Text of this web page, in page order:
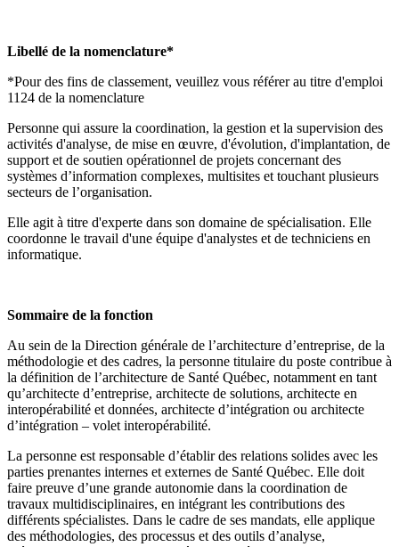
Libellé de la nomenclature*
*Pour des fins de classement, veuillez vous référer au titre d'emploi
1124 de la nomenclature
Personne qui assure la coordination, la gestion et la supervision des
activités d'analyse, de mise en œuvre, d'évolution, d'implantation, de
support et de soutien opérationnel de projets concernant des
systèmes d’information complexes, multisites et touchant plusieurs
secteurs de l’organisation.
Elle agit à titre d'experte dans son domaine de spécialisation. Elle
coordonne le travail d'une équipe d'analystes et de techniciens en
informatique.
Sommaire de la fonction
Au sein de la Direction générale de l’architecture d’entreprise, de la
méthodologie et des cadres, la personne titulaire du poste contribue à
la définition de l’architecture de Santé Québec, notamment en tant
qu’architecte d’entreprise, architecte de solutions, architecte en
interopérabilité et données, architecte d’intégration ou architecte
d’intégration – volet interopérabilité.
La personne est responsable d’établir des relations solides avec les
parties prenantes internes et externes de Santé Québec. Elle doit
faire preuve d’une grande autonomie dans la coordination de
travaux multidisciplinaires, en intégrant les contributions des
différents spécialistes. Dans le cadre de ses mandats, elle applique
des méthodologies, des processus et des outils d’analyse,